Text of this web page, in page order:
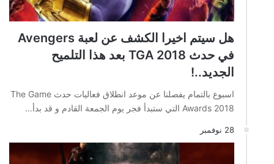
هل سيتم اخيرا الكشف عن لعبة Avengers
في حدث TGA 2018 بعد هذا التلميح
الجديد..!
اسبوع بالتمام يفصلنا عن موعد انطلاق فعاليات حدث The Game
Awards 2018 التي ستبدأ فجر يوم الجمعة القادم و قد بدأ…
28 نوفمبر